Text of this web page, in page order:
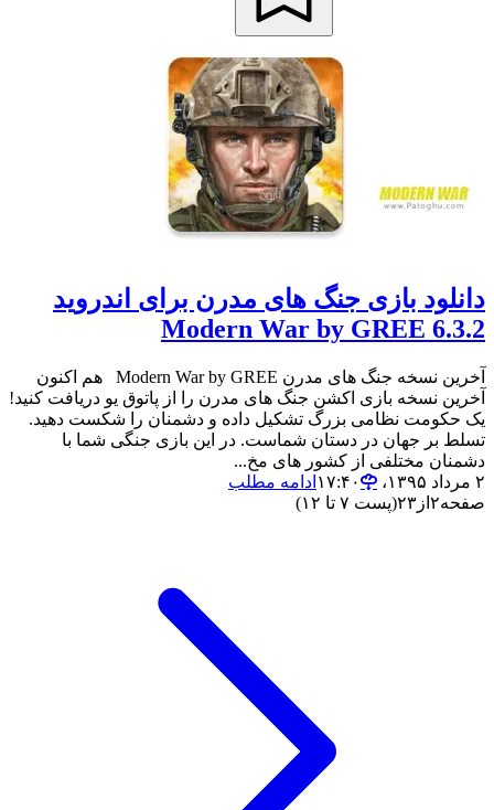
دانلود بازی جنگ های مدرن برای اندروید
Modern War by GREE 6.3.2
آخرین نسخه جنگ های مدرن Modern War by GREE هم اکنون
آخرین نسخه بازی اکشن جنگ های مدرن را از پاتوق یو دریافت کنید!
یک حکومت نظامی بزرگ تشکیل داده و دشمنان را شکست دهید.
تسلط بر جهان در دستان شماست. در این بازی جنگی شما با
دشمنان مختلفی از کشور های مخ...
۲ مرداد ۱۳۹۵،‏ ۱۷:۴۰
ادامه مطلب
صفحه۲ از ۲۳(پست ۷ تا ۱۲)